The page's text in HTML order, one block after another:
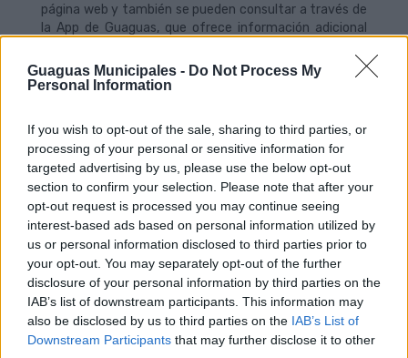
Guaguas Municipales - Do Not Process My
Personal Information
If you wish to opt-out of the sale, sharing to third parties, or
processing of your personal or sensitive information for
targeted advertising by us, please use the below opt-out
section to confirm your selection. Please note that after your
opt-out request is processed you may continue seeing
interest-based ads based on personal information utilized by
us or personal information disclosed to third parties prior to
your opt-out. You may separately opt-out of the further
disclosure of your personal information by third parties on the
IAB’s list of downstream participants. This information may
also be disclosed by us to third parties on the IAB’s List of
Downstream Participants that may further disclose it to other
página web y también se pueden consultar a través de
la App de Guaguas, que ofrece información adicional
Tramos diferenciados de conexión con el Campus
de horarios distintos en el servicio que se realiza al
Campus Universitario de Tafira, sin incluir la Línea 7
(Teatro Campus – Universitario). El primer periodo
discurrirá del 17 de junio al 14 de julio; el segundo se
prolongará del 15 de julio al 25 de agosto; y el tercero,
desde el 26 de agosto al 8 de septiembre, fecha en la
que finaliza el horario de verano.
Durante el verano, y al concluir el calendario
académico, la oferta de plazas se adapta a la demanda
de viajeros en una etapa del año en que las
instalaciones universitarias registran menor actividad.